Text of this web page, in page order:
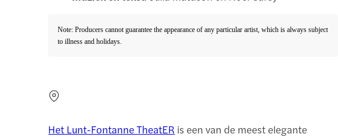
Note: Producers cannot guarantee the appearance of any particular artist, which is always subject
to illness and holidays.
Het Lunt-Fontanne TheatER is een van de meest elegante